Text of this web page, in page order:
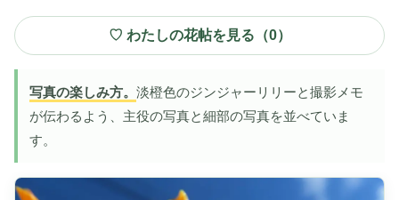
♡ わたしの花帖を見る（0）
写真の楽しみ方。 淡橙色のジンジャーリリーと撮影メモ
が伝わるよう、主役の写真と細部の写真を並べていま
す。